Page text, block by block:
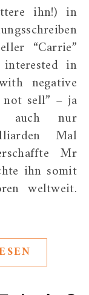
ihn!) in
“Carrie”
in
negative
sell” – ja
nur
Mal
Mr
ihn somit
weltweit.